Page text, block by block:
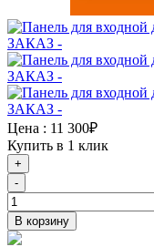
Цена : 11 300₽
Купить в 1 клик
+
-
В корзину